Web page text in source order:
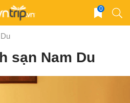
0
sạn Nam Du